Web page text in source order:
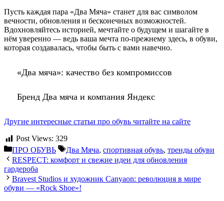
Пусть каждая пара «Два Мяча» станет для вас символом
вечности, обновления и бесконечных возможностей.
Вдохновляйтесь историей, мечтайте о будущем и шагайте в
нём уверенно — ведь ваша мечта по-прежнему здесь, в обуви,
которая создавалась, чтобы быть с вами навечно.
«Два мяча»: качество без компромиссов
Бренд Два мяча и компания Яндекс
Другие интересные статьи про обувь читайте на сайте
Post Views: 329
Рубрики
ПРО ОБУВЬ Метки
Два Мяча, спортивная обувь, тренды обуви
RESPECT: комфорт и свежие идеи для обновления
гардероба
Bravest Studios и художник Canyaon: революция в мире
обуви — «Rock Shoe»!